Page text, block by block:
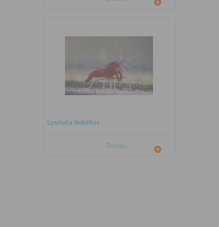
Lysmata debelius
Détails